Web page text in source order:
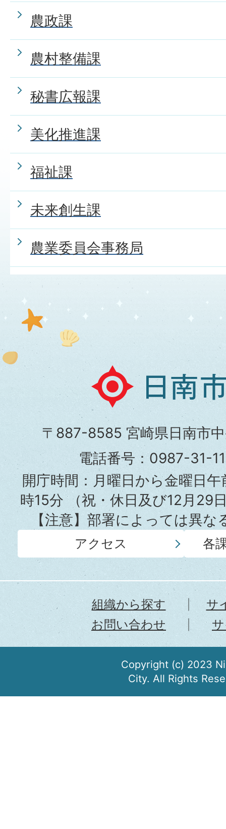
農政課
農村整備課
秘書広報課
美化推進課
福祉課
未来創生課
農業委員会事務局
日
南
市
役
所
〒887-8585 宮崎県日南市
電話番号：0987-31-
開庁時間：月曜日から金曜日
時15分（祝・休日及び12月29
【注意】部署によっては異
アクセス 各
組織から探す
サ
お問い合わせ
Copyright (c) 2023
City. All Rights